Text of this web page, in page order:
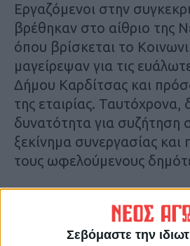
Σεβόμαστε την
Εργαζόμενοι στην
βρέθηκαν στο αίθριο της
όπου βρίσκεται το
μαγείρεψαν για τις
Δήμου Καρδίτσας και
της εταιρίας. Ταυτόχρονα,
δυνατότητα για συζήτηση
ξεκίνημα συνεργασίας
τους ωφελούμενους
και Δημόσιας Υγείας κα
καθώς και στελέχη της Δ/